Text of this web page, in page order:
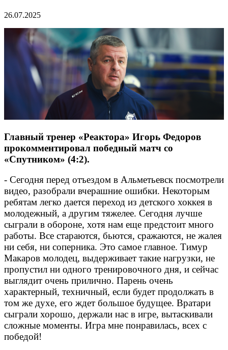
26.07.2025
Главный тренер «Реактора» Игорь Федоров
прокомментировал победный матч со
«Спутником» (4:2).
- Сегодня перед отъездом в Альметьевск посмотрели
видео, разобрали вчерашние ошибки. Некоторым
ребятам легко дается переход из детского хоккея в
молодежный, а другим тяжелее. Сегодня лучше
сыграли в обороне, хотя нам еще предстоит много
работы. Все стараются, бьются, сражаются, не жалея
ни себя, ни соперника. Это самое главное. Тимур
Макаров молодец, выдерживает такие нагрузки, не
пропустил ни одного тренировочного дня, и сейчас
выглядит очень прилично. Парень очень
характерный, техничный, если будет продолжать в
том же духе, его ждет большое будущее. Вратари
сыграли хорошо, держали нас в игре, вытаскивали
сложные моменты. Игра мне понравилась, всех с
победой!